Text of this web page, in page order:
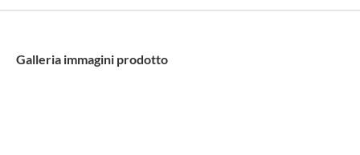
Galleria immagini prodotto